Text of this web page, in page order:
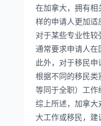
在加拿大，拥有
样的申请人更加适
对于某些专业性较
通常要求申请人在
此外，对于移民
根据不同的移民
等同于全职）工作
综上所述，加拿
大工作或移民，建